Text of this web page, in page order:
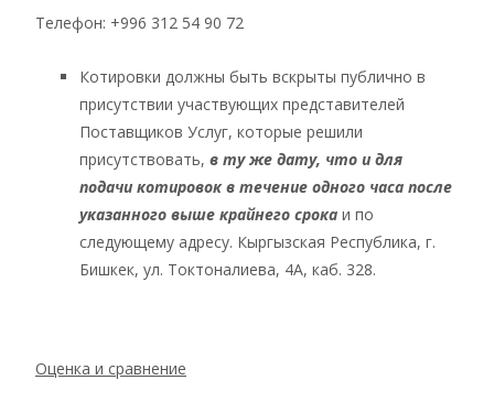
Телефон: +996 312 54 90 72
Котировки должны быть вскрыты публично в
присутствии участвующих представителей
Поставщиков Услуг, которые решили
присутствовать, в ту же дату, что и для
подачи котировок в течение одного часа после
указанного выше крайнего срока и по
следующему адресу. Кыргызская Республика, г.
Бишкек, ул. Токтоналиева, 4А, каб. 328.
Оценка и сравнение